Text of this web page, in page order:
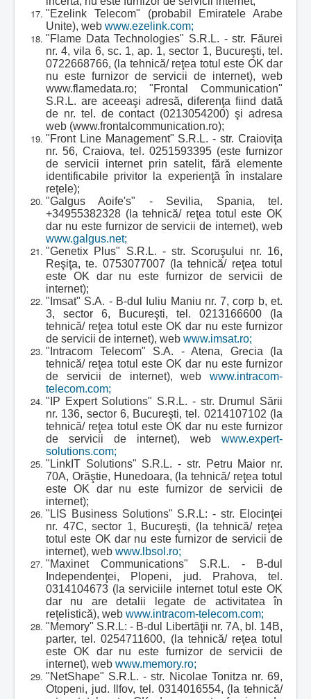
"Ezelink Telecom" (probabil Emiratele Arabe
Unite), web www.ezelink.com;
"Flame Data Technologies" S.R.L. - str. Făurei
nr. 4, vila 6, sc. 1, ap. 1, sector 1, Bucureşti, tel.
0722668766, (la tehnică/ reţea totul este OK dar
nu este furnizor de servicii de internet), web
www.flamedata.ro; "Frontal Communication"
S.R.L. are aceeaşi adresă, diferenţa fiind dată
de nr. tel. de contact (0213054200) şi adresa
web (www.frontalcommunication.ro);
"Front Line Management" S.R.L. - str. Craioviţa
nr. 56, Craiova, tel. 0251593395 (este furnizor
de servicii internet prin satelit, fără elemente
identificabile privitor la experienţă în instalare
reţele);
"Galgus Aoife's" - Sevilia, Spania, tel.
+34955382328 (la tehnică/ reţea totul este OK
dar nu este furnizor de servicii de internet), web
www.galgus.net;
"Genetix Plus" S.R.L. - str. Scoruşului nr. 16,
Reşiţa, te. 0753077007 (la tehnică/ reţea totul
este OK dar nu este furnizor de servicii de
internet);
"Imsat" S.A. - B-dul Iuliu Maniu nr. 7, corp b, et.
3, sector 6, Bucureşti, tel. 0213166600 (la
tehnică/ reţea totul este OK dar nu este furnizor
de servicii de internet), web www.imsat.ro;
"Intracom Telecom" S.A. - Atena, Grecia (la
tehnică/ reţea totul este OK dar nu este furnizor
de servicii de internet), web www.intracom-
telecom.com;
"IP Expert Solutions" S.R.L. - str. Drumul Sării
nr. 136, sector 6, Bucureşti, tel. 0214107102 (la
tehnică/ reţea totul este OK dar nu este furnizor
de servicii de internet), web www.expert-
solutions.com;
"LinkIT Solutions" S.R.L. - str. Petru Maior nr.
70A, Orăştie, Hunedoara, (la tehnică/ reţea totul
este OK dar nu este furnizor de servicii de
internet);
"LIS Business Solutions" S.R.L: - str. Elocinţei
nr. 47C, sector 1, Bucureşti, (la tehnică/ reţea
totul este OK dar nu este furnizor de servicii de
internet), web www.lbsol.ro;
"Maxinet Communications" S.R.L. - B-dul
Independenţei, Plopeni, jud. Prahova, tel.
0314104673 (la serviciile internet totul este OK
dar nu are detalii legate de activitatea în
reţelistică), web www.intracom-telecom.com;
"Memory" S.R.L: - B-dul Libertăţii nr. 7A, bl. 14B,
parter, tel. 0254711600, (la tehnică/ reţea totul
este OK dar nu este furnizor de servicii de
internet), web www.memory.ro;
"NetShape" S.R.L. - str. Nicolae Tonitza nr. 69,
Otopeni, jud. Ilfov, tel. 0314016554, (la tehnică/